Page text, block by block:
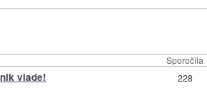
Sporočila
vlade! 228